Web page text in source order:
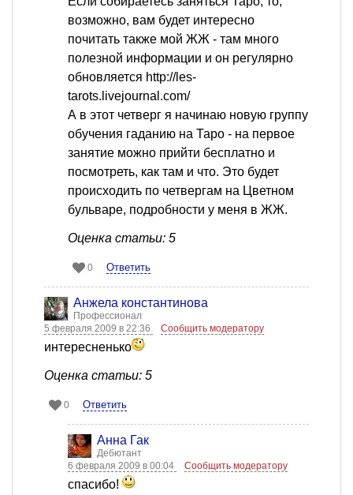
возможно, вам будет интересно
почитать также мой ЖЖ - там много
полезной информации и он регулярно
обновляется http://les-
tarots.livejournal.com/
А в этот четверг я начинаю новую группу
обучения гаданию на Таро - на первое
занятие можно прийти бесплатно и
посмотреть, как там и что. Это будет
происходить по четвергам на Цветном
бульваре, подробности у меня в ЖЖ.
Оценка статьи: 5
0 Ответить
Анжела константинова
Профессионал
5 февраля 2009 в 22:36
Сообщить модератору
интересненько
Оценка статьи: 5
0 Ответить
Анна Гак
Дебютант
6 февраля 2009 в 00:04
Сообщить модератору
спасибо!